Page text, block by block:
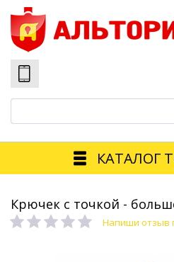
КАТАЛОГ
Крючек с точкой -
Напиши отзыв